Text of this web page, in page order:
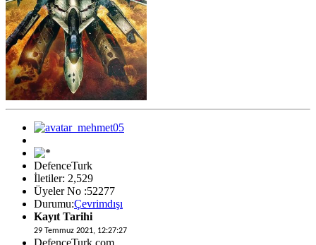
DefenceTurk
İletiler: 2,529
Üyeler No :52277
Durumu:Çevrimdışı
Kayıt Tarihi
29 Temmuz 2021, 12:27:27
DefenceTurk.com